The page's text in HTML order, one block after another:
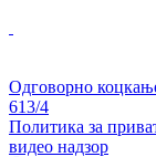
Одговорно
613/4
Политика за
видео надзор